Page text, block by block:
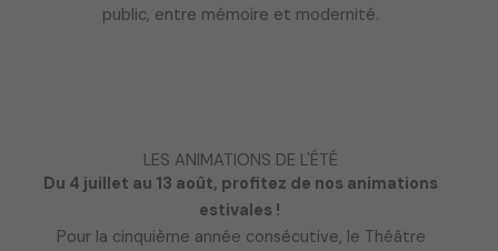
public, entre mémoire et modernité.
LES ANIMATIONS DE L'ÉTÉ
Du 4 juillet au 13 août, profitez de nos animations
estivales !
Pour la cinquième année consécutive, le Théâtre